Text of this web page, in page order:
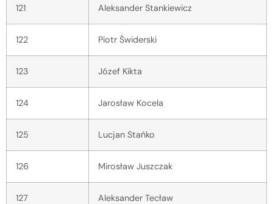
121 Aleksander Stankiewicz
122 Piotr Świderski
123 Józef Kikta
124 Jarosław Kocela
125 Lucjan Stańko
126 Mirosław Juszczak
127 Aleksander Tecław